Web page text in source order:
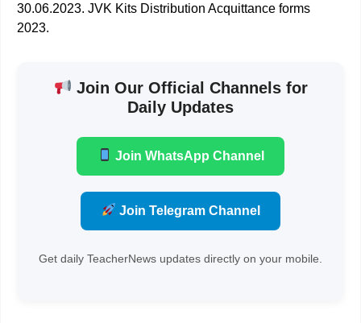
30.06.2023. JVK Kits Distribution Acquittance forms
2023.
Join Our Official Channels for
Daily Updates
Join WhatsApp Channel
Join Telegram Channel
Get daily TeacherNews updates directly on your mobile.